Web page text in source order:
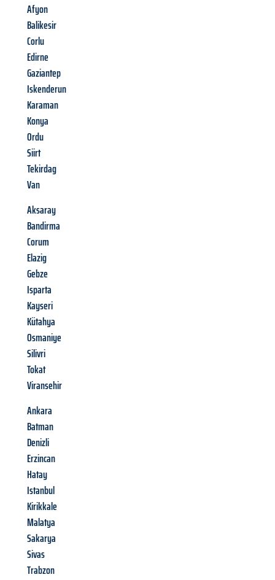
Afyon
Balikesir
Corlu
Edirne
Gaziantep
Iskenderun
Karaman
Konya
Ordu
Siirt
Tekirdag
Van
Aksaray
Bandirma
Corum
Elazig
Gebze
Isparta
Kayseri
Kütahya
Osmaniye
Silivri
Tokat
Viransehir
Ankara
Batman
Denizli
Erzincan
Hatay
Istanbul
Kirikkale
Malatya
Sakarya
Sivas
Trabzon